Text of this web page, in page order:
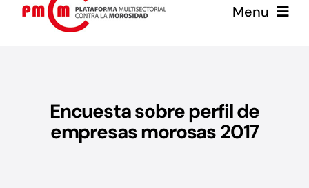
Menu
Quiénes somos
Encuesta sobre perfil de
empresas morosas 2017